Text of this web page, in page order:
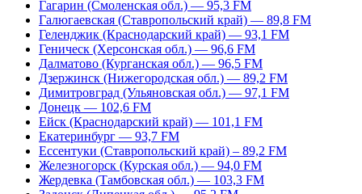
Гагарин (Смоленская обл.) — 95,3 FM
Галюгаевская (Ставропольский край) — 89,8 FM
Геленджик (Краснодарский край) — 93,1 FM
Геническ (Херсонская обл.) — 96,6 FM
Далматово (Курганская обл.) — 96,5 FM
Дзержинск (Нижегородская обл.) — 89,2 FM
Димитровград (Ульяновская обл.) — 97,1 FM
Донецк — 102,6 FM
Ейск (Краснодарский край) — 101,1 FM
Екатеринбург — 93,7 FM
Ессентуки (Ставропольский край) – 89,2 FM
Железногорск (Курская обл.) — 94,0 FM
Жердевка (Тамбовская обл.) — 103,3 FM